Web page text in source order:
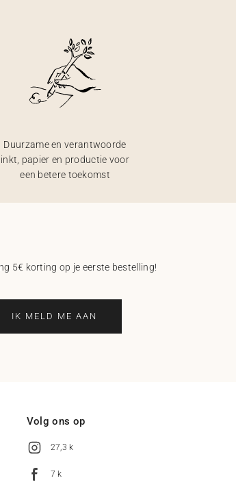
Duurzame en verantwoorde
inkt, papier en productie voor
een betere toekomst
5€ korting op je eerste bestelling!
IK MELD ME AAN
Volg ons op
27,3 k
7 k